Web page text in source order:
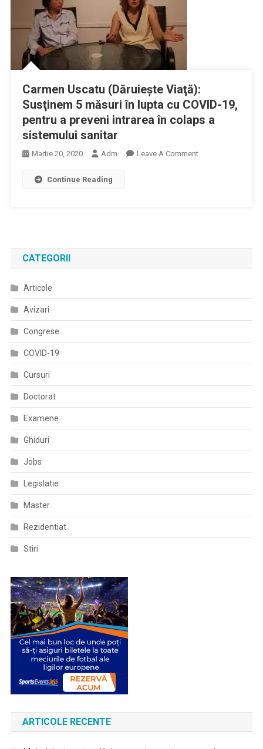
Carmen Uscatu (Dăruieşte Viaţă):
Susţinem 5 măsuri în lupta cu COVID-19,
pentru a preveni intrarea în colaps a
sistemului sanitar
Martie 20, 2020 Adm Leave A CommentOn
Măsuri
COVID-
A
A
Continue Reading
CATEGORII
Articole
Avizari
Congrese
COVID-19
Cursuri
Doctorat
Examene
Ghiduri
Jobs
Legislatie
Master
Rezidentiat
Stiri
ARTICOLE RECENTE